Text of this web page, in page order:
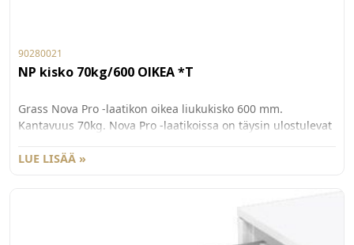
90280021
NP kisko 70kg/600 OIKEA *T
Grass Nova Pro -laatikon oikea liukukisko 600 mm.
Kantavuus 70kg. Nova Pro -laatikoissa on täysin ulostulevat
sulkeutuminen ja synkronoitu kiskon rakenne tarjoavat
LUE LISÄÄ »